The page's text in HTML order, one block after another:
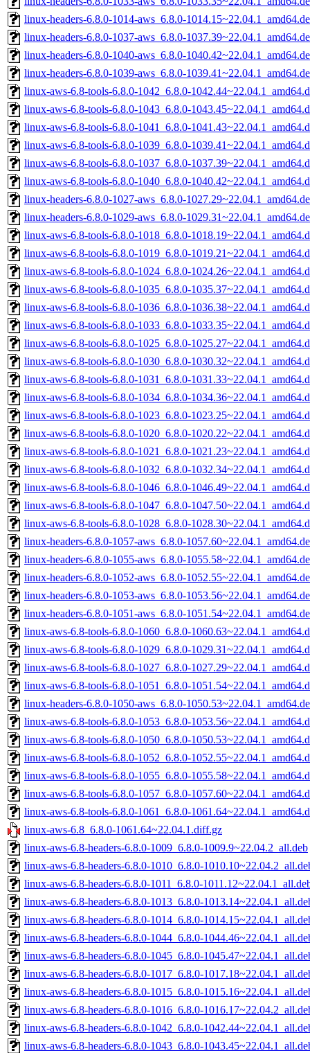
linux-headers-6.8.0-1014-aws_6.8.0-
linux-headers-6.8.0-1037-aws_6.8.0-
linux-headers-6.8.0-1040-aws_6.8.0-
linux-headers-6.8.0-1039-aws_6.8.0-
linux-aws-6.8-tools-6.8.0-1042_6.8.0-
linux-aws-6.8-tools-6.8.0-1043_6.8.0-
linux-aws-6.8-tools-6.8.0-1041_6.8.0-
linux-aws-6.8-tools-6.8.0-1039_6.8.0-
linux-aws-6.8-tools-6.8.0-1037_6.8.0-
linux-aws-6.8-tools-6.8.0-1040_6.8.0-
linux-headers-6.8.0-1027-aws_6.8.0-
linux-headers-6.8.0-1029-aws_6.8.0-
linux-aws-6.8-tools-6.8.0-1018_6.8.0-
linux-aws-6.8-tools-6.8.0-1019_6.8.0-
linux-aws-6.8-tools-6.8.0-1024_6.8.0-
linux-aws-6.8-tools-6.8.0-1035_6.8.0-
linux-aws-6.8-tools-6.8.0-1036_6.8.0-
linux-aws-6.8-tools-6.8.0-1033_6.8.0-
linux-aws-6.8-tools-6.8.0-1025_6.8.0-
linux-aws-6.8-tools-6.8.0-1030_6.8.0-
linux-aws-6.8-tools-6.8.0-1031_6.8.0-
linux-aws-6.8-tools-6.8.0-1034_6.8.0-
linux-aws-6.8-tools-6.8.0-1023_6.8.0-
linux-aws-6.8-tools-6.8.0-1020_6.8.0-
linux-aws-6.8-tools-6.8.0-1021_6.8.0-
linux-aws-6.8-tools-6.8.0-1032_6.8.0-
linux-aws-6.8-tools-6.8.0-1046_6.8.0-
linux-aws-6.8-tools-6.8.0-1047_6.8.0-
linux-aws-6.8-tools-6.8.0-1028_6.8.0-
linux-headers-6.8.0-1057-aws_6.8.0-
linux-headers-6.8.0-1055-aws_6.8.0-
linux-headers-6.8.0-1052-aws_6.8.0-
linux-headers-6.8.0-1053-aws_6.8.0-
linux-headers-6.8.0-1051-aws_6.8.0-
linux-aws-6.8-tools-6.8.0-1060_6.8.0-
linux-aws-6.8-tools-6.8.0-1029_6.8.0-
linux-aws-6.8-tools-6.8.0-1027_6.8.0-
linux-aws-6.8-tools-6.8.0-1051_6.8.0-
linux-headers-6.8.0-1050-aws_6.8.0-
linux-aws-6.8-tools-6.8.0-1053_6.8.0-
linux-aws-6.8-tools-6.8.0-1050_6.8.0-
linux-aws-6.8-tools-6.8.0-1052_6.8.0-
linux-aws-6.8-tools-6.8.0-1055_6.8.0-
linux-aws-6.8-tools-6.8.0-1057_6.8.0-
linux-aws-6.8-tools-6.8.0-1061_6.8.0-
linux-aws-6.8_6.8.0-1061.64~22.04.1.diff.gz
linux-aws-6.8-headers-6.8.0-1009_6.8.0-1009.9~22.04.2_all.deb
linux-aws-6.8-headers-6.8.0-1010_6.8.0-
linux-aws-6.8-headers-6.8.0-1011_6.8.0-
linux-aws-6.8-headers-6.8.0-1013_6.8.0-
linux-aws-6.8-headers-6.8.0-1014_6.8.0-
linux-aws-6.8-headers-6.8.0-1044_6.8.0-
linux-aws-6.8-headers-6.8.0-1045_6.8.0-
linux-aws-6.8-headers-6.8.0-1017_6.8.0-
linux-aws-6.8-headers-6.8.0-1015_6.8.0-
linux-aws-6.8-headers-6.8.0-1016_6.8.0-
linux-aws-6.8-headers-6.8.0-1042_6.8.0-
linux-aws-6.8-headers-6.8.0-1043_6.8.0-